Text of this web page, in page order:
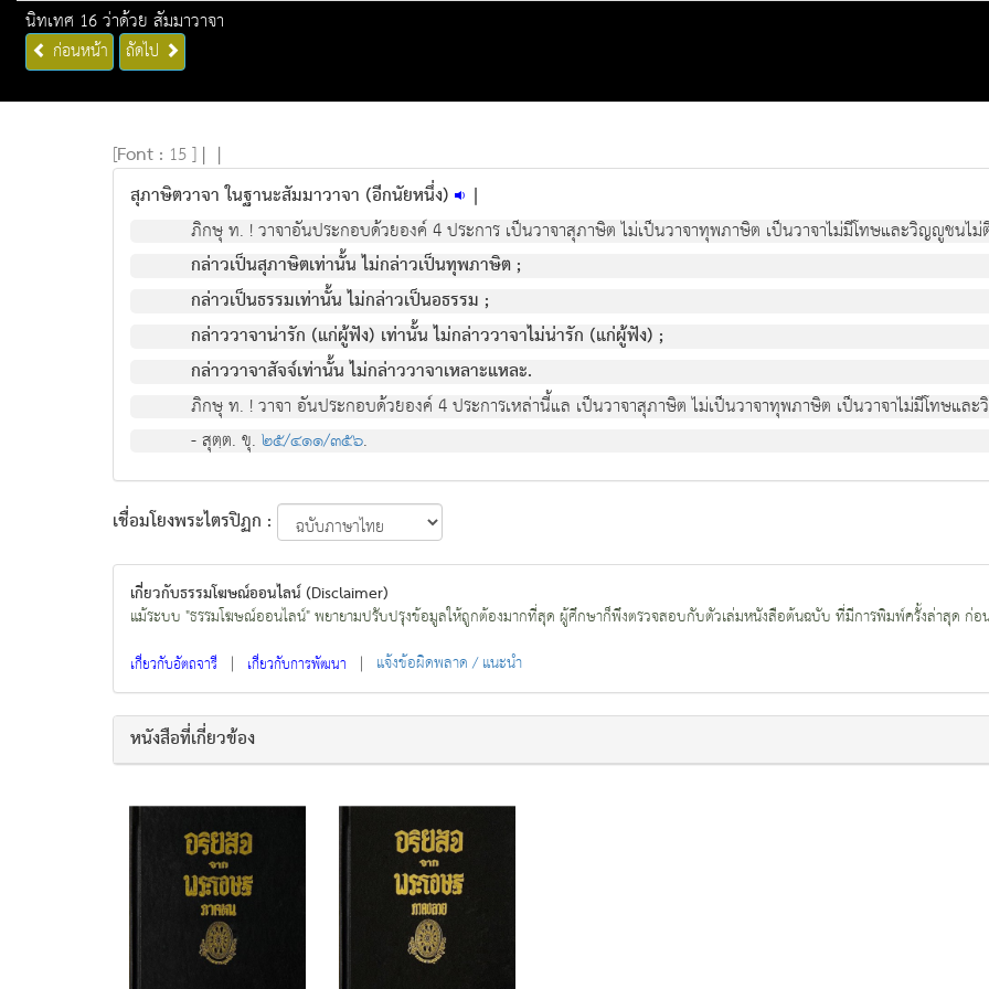
นิทเทศ 16 ว่าด้วย สัมมาวาจา
ก่อนหน้า ถัดไป
[Font : 15 ] | |
สุภาษิตวาจา ในฐานะสัมมาวาจา (อีกนัยหนึ่ง) |
ภิกษุ ท. ! วาจาอันประกอบด้วยองค์ 4 ประการ เป็นวาจาสุภาษิต ไม่เป็นวาจาทุพภาษิต เป็นวาจาไม่มีโทษและวิญญูชนไม่
กล่าวเป็นสุภาษิตเท่านั้น ไม่กล่าวเป็นทุพภาษิต ;
กล่าวเป็นธรรมเท่านั้น ไม่กล่าวเป็นอธรรม ;
กล่าววาจาน่ารัก (แก่ผู้ฟัง) เท่านั้น ไม่กล่าววาจาไม่น่ารัก (แก่ผู้ฟัง) ;
กล่าววาจาสัจจ์เท่านั้น ไม่กล่าววาจาเหลาะแหละ.
ภิกษุ ท. ! วาจา อันประกอบด้วยองค์ 4 ประการเหล่านี้แล เป็นวาจาสุภาษิต ไม่เป็นวาจาทุพภาษิต เป็นวาจาไม่มีโทษแล
- สุตฺต. ขุ.๒๕/๔๑๑/๓๕๖.
เชื่อมโยงพระไตรปิฏก :
เกี่ยวกับธรรมโฆษณ์ออนไลน์ (Disclaimer)
แม้ระบบ "ธรรมโฆษณ์ออนไลน์" พยายามปรับปรุงข้อมูลให้ถูกต้องมากที่สุด ผู้ศึกษาก็พึงตรวจสอบกับตัวเล่มหนังสือต้นฉบับ ที่มีการพิมพ์ครั้งล่าสุด ก่อน
เกี่ยวกับอัตถจารี | เกี่ยวกับการพัฒนา | แจ้งข้อผิดพลาด / แนะนำ
หนังสือที่เกี่ยวข้อง